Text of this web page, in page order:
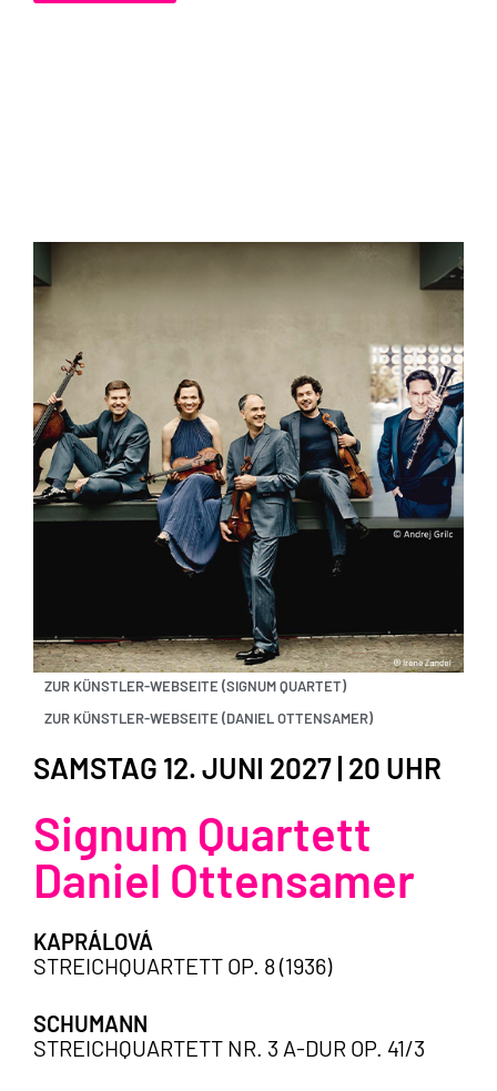
ZUR KÜNSTLER-WEBSEITE (SIGNUM QUARTET)
ZUR KÜNSTLER-WEBSEITE (DANIEL OTTENSAMER)
SAMSTAG 12. JUNI 2027 | 20 UHR
Signum Quartett
Daniel Ottensamer
KAPRÁLOVÁ
STREICHQUARTETT OP. 8 (1936)
SCHUMANN
STREICHQUARTETT NR. 3 A-DUR OP. 41/3